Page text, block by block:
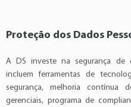
Proteção dos Dados
A DS investe na segurança de
incluem ferramentas de
segurança, melhoria contínua
gerenciais, programa de